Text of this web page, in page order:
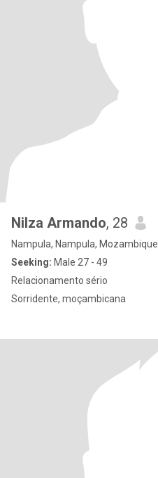
Nilza Armando, 28
Nampula, Nampula, Mozambique
Seeking: Male 27 - 49
Relacionamento sério
Sorridente, moçambicana